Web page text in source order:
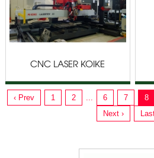
CNC LASER KOIKE
‹ Prev 1 2 6 7 8
Next ›